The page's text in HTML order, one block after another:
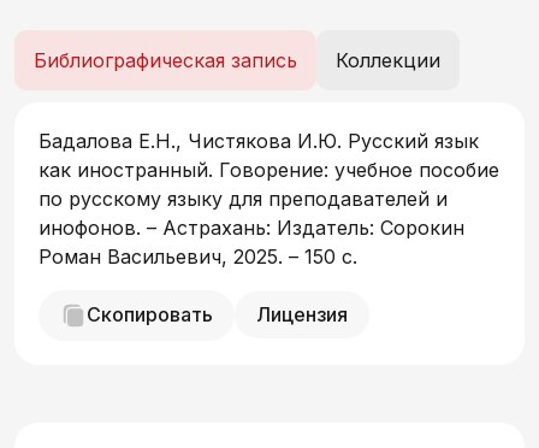
задания содержат материал учебного и
страноведческого характера.
отражена в текстах, которые дают студентам
представление о речевом поведении русских
людей в ситуациях повседневного общения,
информацию о России, русском речевом
этикете и т.д. Учебное пособие предназначено
русский язык, и преподавателей.
Библиографическая запись Коллекции
Бадалова Е.Н., Чистякова И.Ю. Русский язык
как иностранный. Говорение: учебное пособие
по русскому языку для преподавателей и
инофонов. – Астрахань: Издатель: Сорокин
Роман Васильевич, 2025. – 150 с.
Скопировать Лицензия